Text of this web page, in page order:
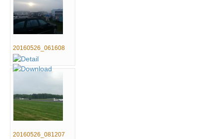
20160526_061608
20160526_081207